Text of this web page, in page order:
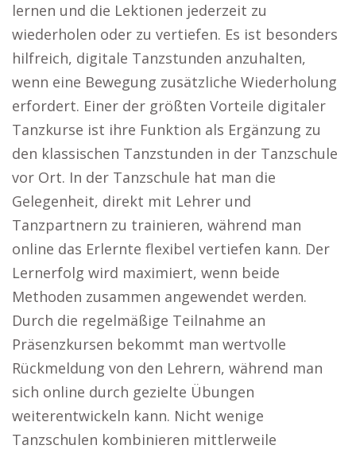
lernen und die Lektionen jederzeit zu
wiederholen oder zu vertiefen. Es ist besonders
hilfreich, digitale Tanzstunden anzuhalten,
wenn eine Bewegung zusätzliche Wiederholung
erfordert. Einer der größten Vorteile digitaler
Tanzkurse ist ihre Funktion als Ergänzung zu
den klassischen Tanzstunden in der Tanzschule
vor Ort. In der Tanzschule hat man die
Gelegenheit, direkt mit Lehrer und
Tanzpartnern zu trainieren, während man
online das Erlernte flexibel vertiefen kann. Der
Lernerfolg wird maximiert, wenn beide
Methoden zusammen angewendet werden.
Durch die regelmäßige Teilnahme an
Präsenzkursen bekommt man wertvolle
Rückmeldung von den Lehrern, während man
sich online durch gezielte Übungen
weiterentwickeln kann. Nicht wenige
Tanzschulen kombinieren mittlerweile